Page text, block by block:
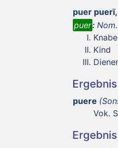
puer
puer:
Kind
puere
Vok.